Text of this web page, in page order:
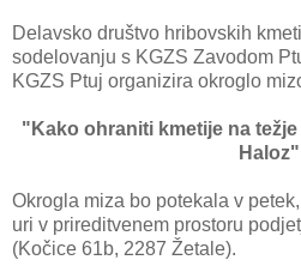
Delavsko društvo hribovskih
sodelovanju s KGZS Zavodom
KGZS Ptuj organizira okroglo
"Kako ohraniti kmetije na
Haloz"
Okrogla miza bo potekala v
uri v prireditvenem prostoru
(Kočice 61b, 2287 Žetale).